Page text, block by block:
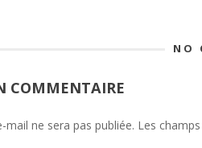
NO
COMMENTAIRE
mail ne sera pas publiée. Les